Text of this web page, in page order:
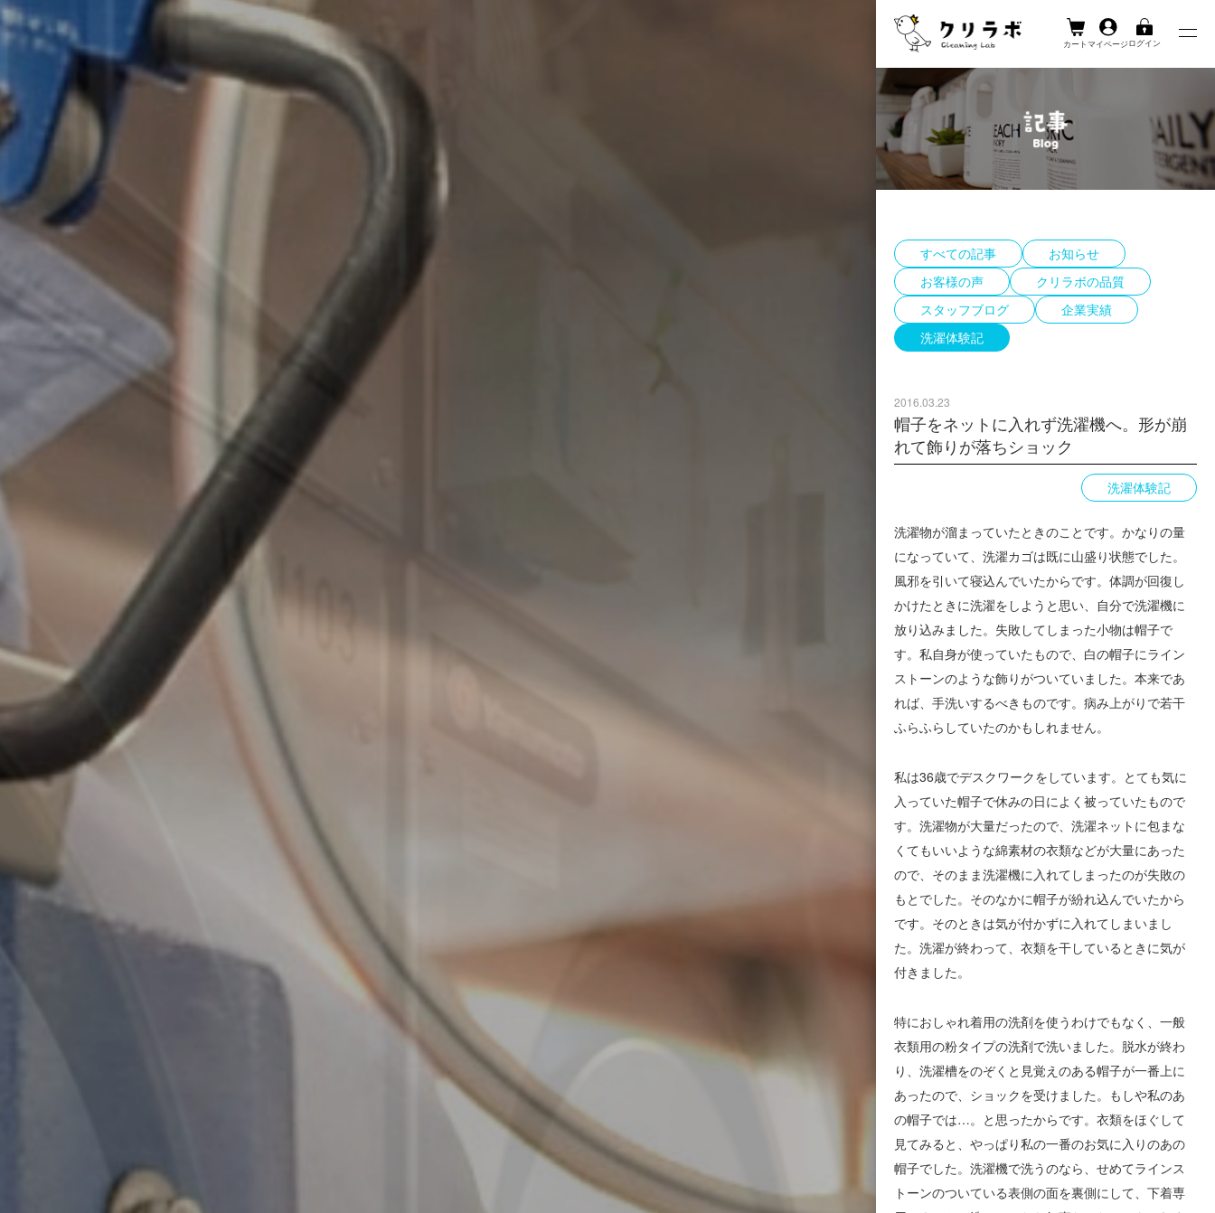
to
content
カートマイページログイン
すべての記事
お知らせ
お客様の声
クリラボの品質
スタッフブログ
企業実績
洗濯体験記
2016.03.23
帽子をネットに入れず洗濯機へ。形が崩
れて飾りが落ちショック
洗濯体験記
洗濯物が溜まっていたときのことです。かなりの量
になっていて、洗濯カゴは既に山盛り状態でした。
風邪を引いて寝込んでいたからです。体調が回復し
かけたときに洗濯をしようと思い、自分で洗濯機に
放り込みました。失敗してしまった小物は帽子で
す。私自身が使っていたもので、白の帽子にライン
ストーンのような飾りがついていました。本来であ
れば、手洗いするべきものです。病み上がりで若干
ふらふらしていたのかもしれません。
私は36歳でデスクワークをしています。とても気に
入っていた帽子で休みの日によく被っていたもので
す。洗濯物が大量だったので、洗濯ネットに包まな
くてもいいような綿素材の衣類などが大量にあった
ので、そのまま洗濯機に入れてしまったのが失敗の
もとでした。そのなかに帽子が紛れ込んでいたから
です。そのときは気が付かずに入れてしまいまし
た。洗濯が終わって、衣類を干しているときに気が
付きました。
特におしゃれ着用の洗剤を使うわけでもなく、一般
衣類用の粉タイプの洗剤で洗いました。脱水が終わ
り、洗濯槽をのぞくと見覚えのある帽子が一番上に
あったので、ショックを受けました。もしや私のあ
の帽子では…。と思ったからです。衣類をほぐして
見てみると、やっぱり私の一番のお気に入りのあの
帽子でした。洗濯機で洗うのなら、せめてラインス
トーンのついている表側の面を裏側にして、下着専